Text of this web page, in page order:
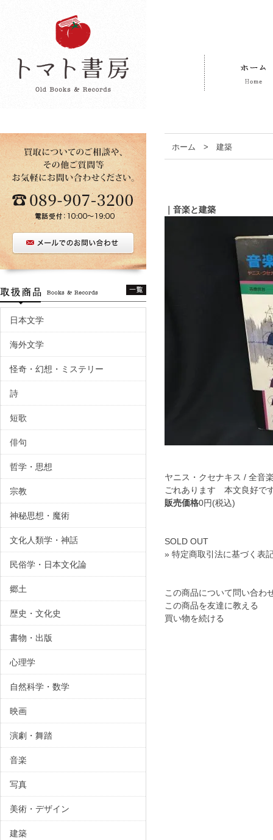
ホーム > 建築
｜音楽と建築
ヤニス・クセナキス / 全
ごれあります 本文良好で
販売価格0円(税込)
SOLD OUT
» 特定商取引法に基づく表
この商品について問い合わ
この商品を友達に教える
買い物を続ける
日本文学
海外文学
怪奇・幻想・ミステリー
詩
短歌
俳句
哲学・思想
宗教
神秘思想・魔術
文化人類学・神話
民俗学・日本文化論
郷土
歴史・文化史
書物・出版
心理学
自然科学・数学
映画
演劇・舞踏
音楽
写真
美術・デザイン
建築